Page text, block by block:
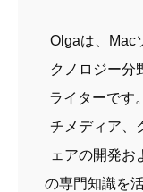
Olgaは、Mac
クノロジー分
ライターです
チメディア、
ェアの開発お
の専門知識を